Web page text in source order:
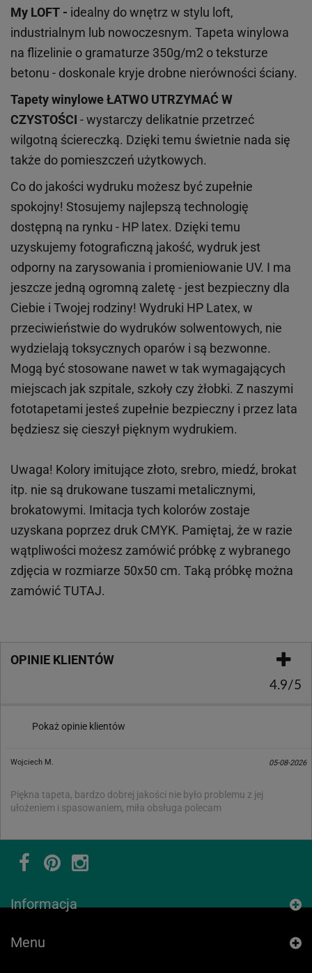
My LOFT - idealny do wnętrz w stylu loft,
industrialnym lub nowoczesnym. Tapeta winylowa
na flizelinie o gramaturze 350g/m2 o teksturze
betonu - doskonale kryje drobne nierówności ściany.
Tapety winyloweŁATWO UTRZYMAĆ W
CZYSTOŚCI - wystarczy delikatnie przetrzeć
wilgotną ściereczką. Dzięki temu świetnie nada się
także do pomieszczeń użytkowych.
Co do jakości wydruku możesz być zupełnie
spokojny! Stosujemy najlepszą technologię
dostępną na rynku - HP latex. Dzięki temu
uzyskujemy fotograficzną jakość, wydruk jest
odporny na zarysowania i promieniowanie UV. I ma
jeszcze jedną ogromną zaletę - jest bezpieczny dla
Ciebie i Twojej rodziny! Wydruki HP Latex, w
przeciwieństwie do wydruków solwentowych, nie
wydzielają toksycznych oparów i są bezwonne.
Mogą być stosowane nawet w tak wymagających
miejscach jak szpitale, szkoły czy żłobki. Z naszymi
fototapetami jesteś zupełnie bezpieczny i przez lata
będziesz się cieszył pięknym wydrukiem.
Uwaga! Kolory imitujące złoto, srebro, miedź, brokat
itp. nie są drukowane tuszami metalicznymi,
brokatowymi. Imitacja tych kolorów zostaje
uzyskana poprzez druk CMYK. Pamiętaj, że w razie
wątpliwości możesz zamówić próbkę z wybranego
zdjęcia w rozmiarze 50x50 cm. Taką próbkę można
zamówićTUTAJ.
OPINIE KLIENTÓW
4.9/5
Pokaż opinie klientów
Wojciech M. 05-08-2026
Piękna tapeta, bardzo dobrej jakości nie było problemu z jej
ułożeniem i spasowaniem, miła obsługa polecam
Informacja
Menu